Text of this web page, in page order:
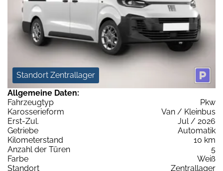
Standort Zentrallager
Allgemeine Daten:
Fahrzeugtyp
Pkw
Karosserieform
Van / Kleinbus
Erst-Zul.
Jul / 2026
Getriebe
Automatik
Kilometerstand
10 km
Anzahl der Türen
5
Farbe
Weiß
Standort
Zentrallager